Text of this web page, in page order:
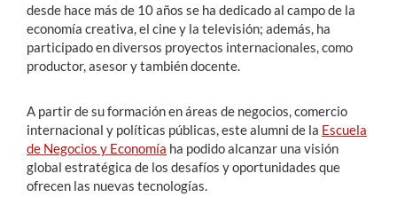
desde hace más de 10 años se ha dedicado al campo de la
economía creativa, el cine y la televisión; además, ha
participado en diversos proyectos internacionales, como
productor, asesor y también docente.
A partir de su formación en áreas de negocios, comercio
internacional y políticas públicas, este alumni de la Escuela
de Negocios y Economía ha podido alcanzar una visión
global estratégica de los desafíos y oportunidades que
ofrecen las nuevas tecnologías.